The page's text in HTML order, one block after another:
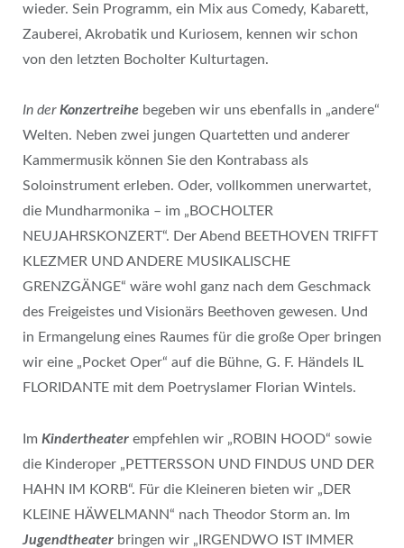
wieder. Sein Programm, ein Mix aus Comedy, Kabarett,
Zauberei, Akrobatik und Kuriosem, kennen wir schon
von den letzten Bocholter Kulturtagen.
In derKonzertreihe begeben wir uns ebenfalls in „andere“
Welten. Neben zwei jungen Quartetten und anderer
Kammermusik können Sie den Kontrabass als
Soloinstrument erleben. Oder, vollkommen unerwartet,
die Mundharmonika – im „BOCHOLTER
NEUJAHRSKONZERT“. Der Abend BEETHOVEN TRIFFT
KLEZMER UND ANDERE MUSIKALISCHE
GRENZGÄNGE“ wäre wohl ganz nach dem Geschmack
des Freigeistes und Visionärs Beethoven gewesen. Und
in Ermangelung eines Raumes für die große Oper bringen
wir eine „Pocket Oper“ auf die Bühne, G. F. Händels IL
FLORIDANTE mit dem Poetryslamer Florian Wintels.
Im Kindertheater empfehlen wir „ROBIN HOOD“ sowie
die Kinderoper „PETTERSSON UND FINDUS UND DER
HAHN IM KORB“. Für die Kleineren bieten wir „DER
KLEINE HÄWELMANN“ nach Theodor Storm an. Im
Jugendtheaterbringen wir „IRGENDWO IST IMMER